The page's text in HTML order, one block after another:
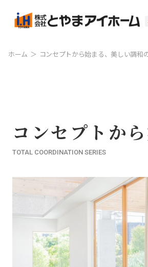
ホーム コンセプトから始まる、美しい調和
コンセプトか
TOTAL COORDINATION SERIES